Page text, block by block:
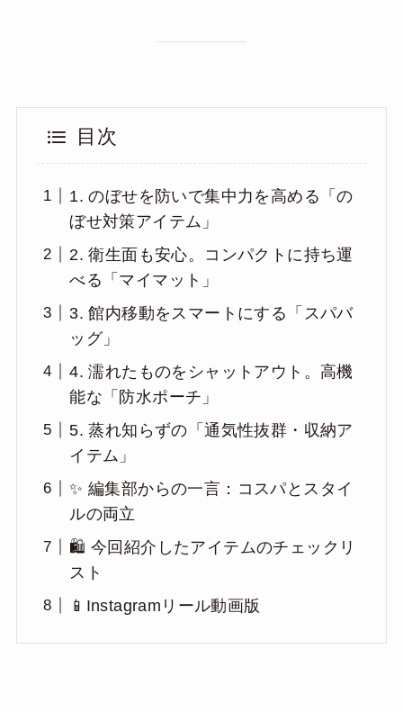
目次
1. のぼせを防いで集中力を高める「の
ぼせ対策アイテム」
2. 衛生面も安心。コンパクトに持ち運
べる「マイマット」
3. 館内移動をスマートにする「スパバ
ッグ」
4. 濡れたものをシャットアウト。高機
能な「防水ポーチ」
5. 蒸れ知らずの「通気性抜群・収納ア
イテム」
✨ 編集部からの一言：コスパとスタイ
ルの両立
🛍️ 今回紹介したアイテムのチェックリ
スト
📱Instagramリール動画版